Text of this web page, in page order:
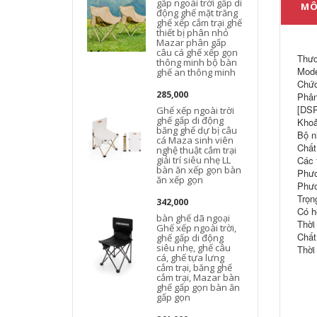
gấp ngoài trời gấp di
động ghế mặt trăng
ghế xếp cắm trại ghế
thiết bị phân nhỏ
Mazar phân gấp
câu cá ghế xếp gọn
thông minh bộ bàn
ghế an thông minh
285,000
Ghế xếp ngoài trời
ghế gấp di động
băng ghế dự bị câu
cá Maza sinh viên
nghệ thuật cắm trại
giải trí siêu nhẹ LL
bàn ăn xếp gọn bàn
ăn xếp gọn
342,000
bàn ghế dã ngoại
Ghế xếp ngoài trời,
ghế gấp di động
siêu nhẹ, ghế câu
cá, ghế tựa lưng
cắm trại, băng ghế
cắm trại, Mazar bàn
ghế gấp gọn bàn ăn
gấp gọn
Bộ
Các
Có